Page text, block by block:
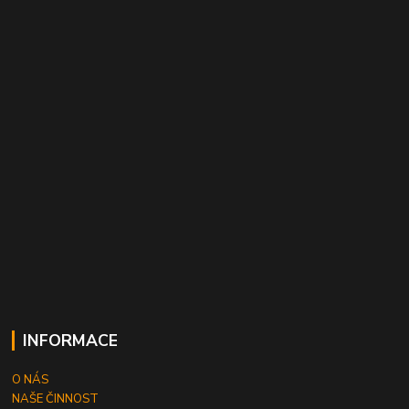
INFORMACE
O NÁS
NAŠE ČINNOST